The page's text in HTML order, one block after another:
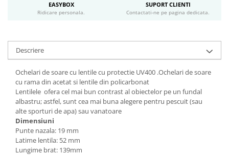
EASYBOX
Ridicare personala.
SUPORT CLIENTI
Contactati-ne pe pagina dedicata.
Descriere
Ochelari de soare cu lentile cu protectie UV400 .Ochelari de soare
cu rama din acetat si lentile din policarbonat
Lentilele ofera cel mai bun contrast al obiectelor pe un fundal
albastru; astfel, sunt cea mai buna alegere pentru pescuit (sau
alte sporturi de apa) sau vanatoare
Dimensiuni
Punte nazala: 19 mm
Latime lentila: 52 mm
Lungime brat: 139mm